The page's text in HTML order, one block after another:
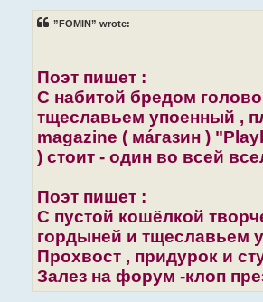
”FOMIN” wrote:
Поэт пишет :
С набитой бредом
тщеславьем упоенный ,
magazine ( ма́газин )
) стоит - один во всей
Поэт пишет :
С пустой кошёлкой
гордыней и тщеславьем
Прохвост , придурок и
Залез на форум -клоп